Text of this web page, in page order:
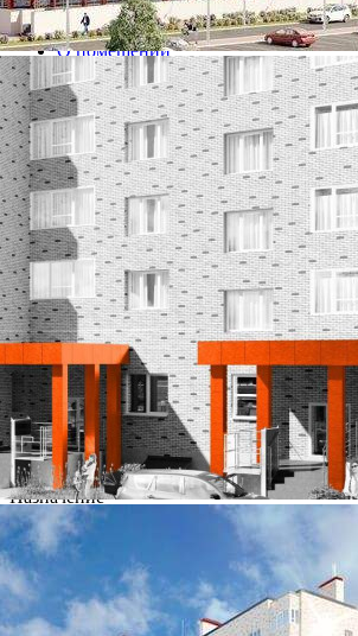
Характеристики
О помещении
Где находится
Контакты
Другие объявления
Характеристики помещения
№ объявления
97342
Дата размещения
18.04.2022
Город
Калуга
Адрес
Солнечный бульвар, д.4
Расположено
Этаж
-1
Предлагается
Продажа
Желаемый / подходящий вид деятельности
Не указано
Назначение
Не указано
Размер площади (м2)
4.9
Цена за помещение
157 760 руб.
О помещении